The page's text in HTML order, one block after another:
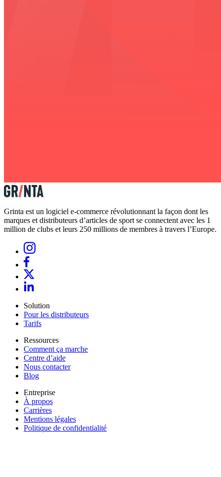
Grinta est un logiciel e-commerce révolutionnant la façon dont les
marques et distributeurs d’articles de sport se connectent avec les 1
million de clubs et leurs 250 millions de membres à travers l’Europe.
Solution
Pour les distributeurs
Tarifs
Ressources
Comment ça marche
Centre d’aide
Nous contacter
Blog
Entreprise
À propos
Carrières
Mentions légales
Politique de confidentialité